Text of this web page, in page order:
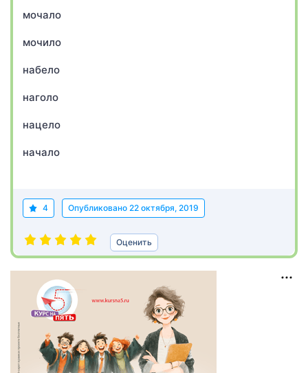
мочало
мочило
набело
наголо
нацело
начало
4 Опубликовано 22 октября, 2019
Оценить